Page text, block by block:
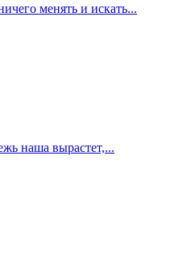
менять и искать...
наша вырастет,...